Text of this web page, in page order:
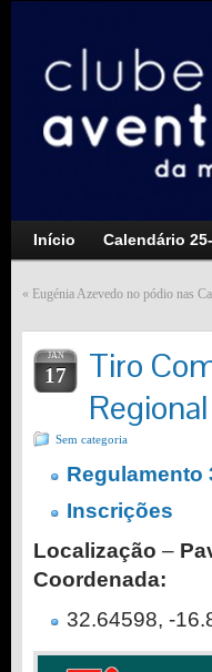
Início Calendário
« Eugénia Azevedo no pódio nas
JAN
17
Tiro
Sem categoria
Regulamento
Inscrições
Localização –
Coordenada:
32.64598, -